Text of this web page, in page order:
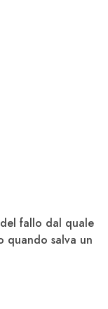
fallo dal quale
quando salva un